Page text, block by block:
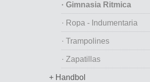
· Gimnasia Ritmica
· Ropa - Indumentaria
· Trampolines
· Zapatillas
+ Handbol